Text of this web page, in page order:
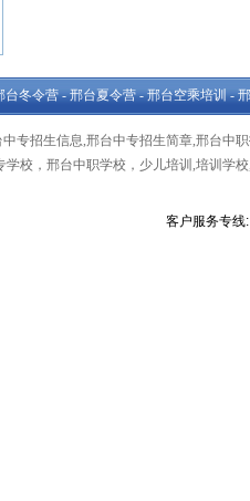
台冬令营 - 邢台夏令营 - 邢台空乘培训 -
专招生信息,邢台中专招生简章,邢台中
学校，邢台中职学校，少儿培训,培训学
客户服务专